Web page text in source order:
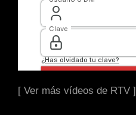
[ Ver más vídeos de RTV ]